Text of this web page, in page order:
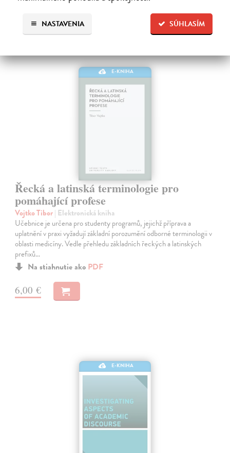
SÚHLASÍM
NASTAVENIA
E-KNIHA
Řecká a latinská terminologie pro
pomáhající profese
Vojtko Tibor| Elektronická kniha
Učebnice je určena pro studenty programů, jejichž příprava a
uplatnění v praxi vyžadují základní porozumění odborné terminologii v
oblasti medicíny. Vedle přehledu základních řeckých a latinských
prefixů…
Na stiahnutie ako PDF
6,00 €
E-KNIHA